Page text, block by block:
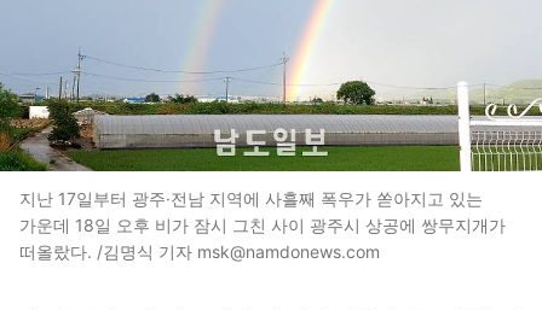
지난 17일부터 광주·전남 지역에 사흘째 폭우가 쏟아지고 있는
가운데 18일 오후 비가 잠시 그친 사이 광주시 상공에 쌍무지개가
떠올랐다. /김명식 기자 msk@namdonews.com